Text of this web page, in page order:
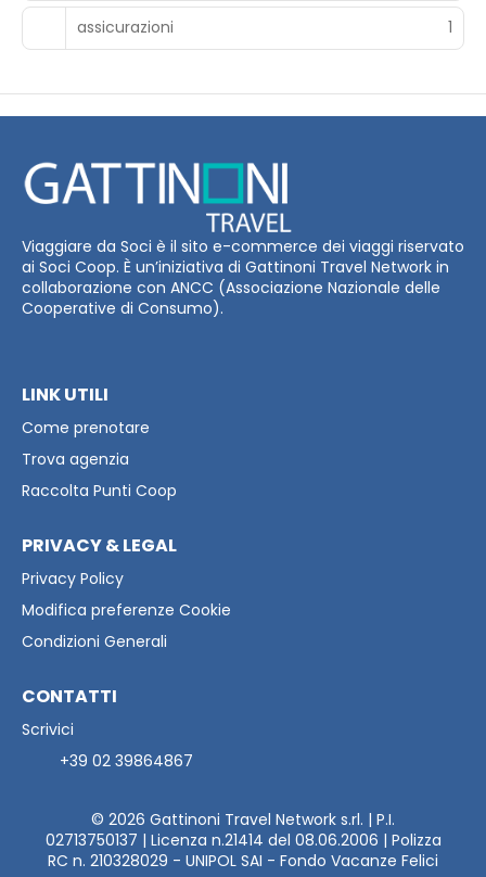
assicurazioni 1
Viaggiare da Soci è il sito e-commerce dei viaggi riservato
ai Soci Coop. È un’iniziativa di Gattinoni Travel Network in
collaborazione con ANCC (Associazione Nazionale delle
Cooperative di Consumo).
LINK UTILI
Come prenotare
Trova agenzia
Raccolta Punti Coop
PRIVACY & LEGAL
Privacy Policy
Modifica preferenze Cookie
Condizioni Generali
CONTATTI
Scrivici
+39 02 39864867
© 2026 Gattinoni Travel Network s.rl. | P.I.
02713750137 | Licenza n.21414 del 08.06.2006 | Polizza
RC n. 210328029 - UNIPOL SAI - Fondo Vacanze Felici